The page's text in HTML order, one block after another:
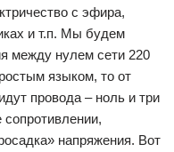
с эфира,
и т.п. Мы будем
между нулем сети 220
языком, то от
провода – ноль и три
напряжения. Вот